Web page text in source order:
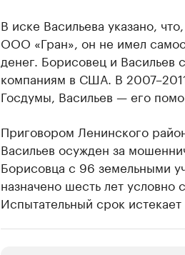
В иске Васильева указано,
ООО «Гран», он не имел
денег. Борисовец и Васильев
компаниям в США. В
Госдумы, Васильев — его
Приговором Ленинского
Васильев осужден за
Борисовца с 96 земельными
назначено шесть лет
Испытательный срок